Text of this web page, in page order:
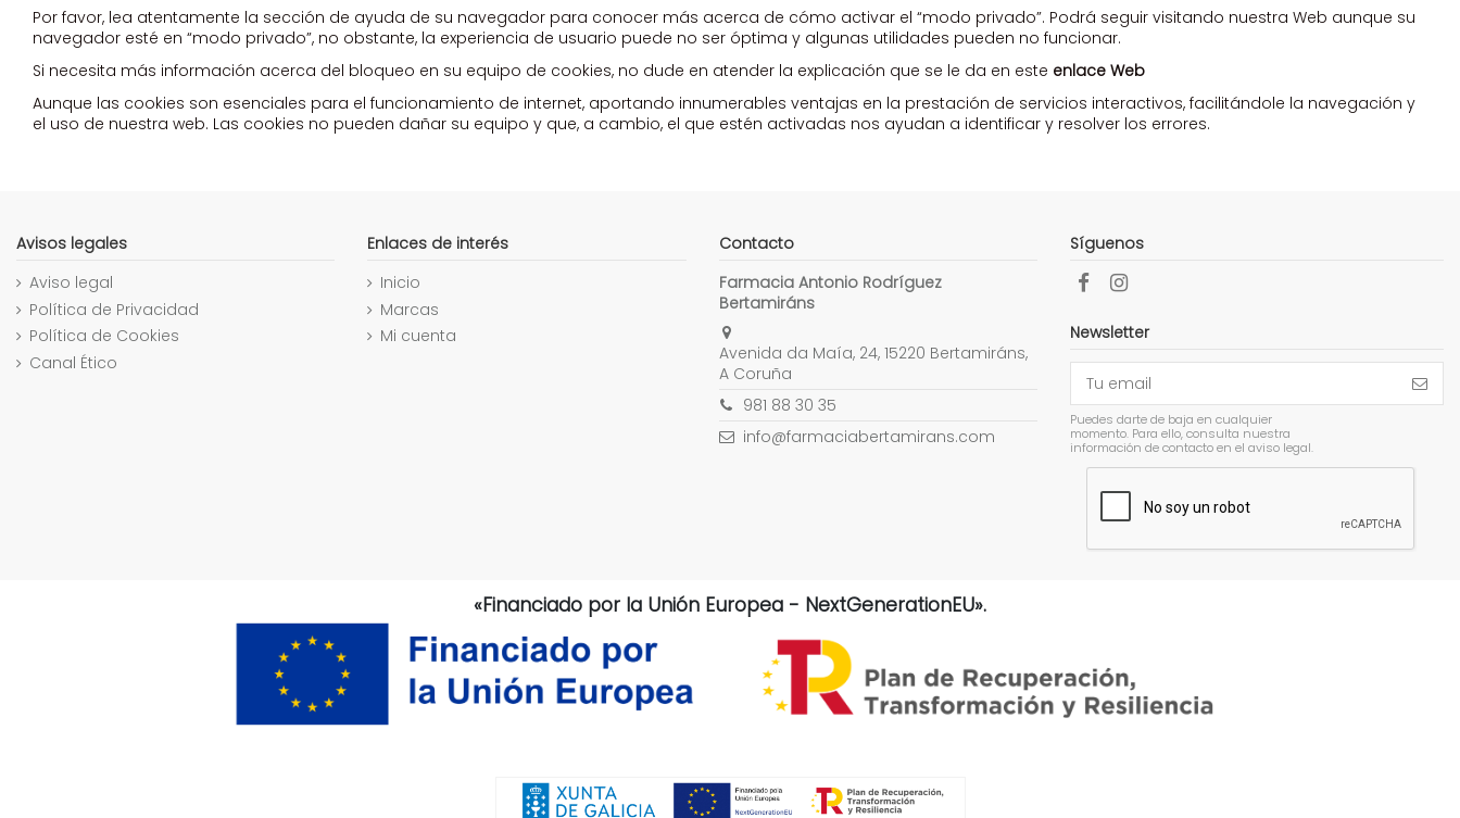
Por favor, lea atentamente la sección de ayuda de su navegador para conocer más acerca de cómo activar el “modo privado”. Podrá seguir visitando nuestra Web aunque su
navegador esté en “modo privado”, no obstante, la experiencia de usuario puede no ser óptima y algunas utilidades pueden no funcionar.
Si necesita más información acerca del bloqueo en su equipo de cookies, no dude en atender la explicación que se le da en este enlace Web
Aunque las cookies son esenciales para el funcionamiento de internet, aportando innumerables ventajas en la prestación de servicios interactivos, facilitándole la navegación y
el uso de nuestra web. Las cookies no pueden dañar su equipo y que, a cambio, el que estén activadas nos ayudan a identificar y resolver los errores.
Avisos legales
Aviso legal
Política de Privacidad
Política de Cookies
Canal Ético
Enlaces de interés
Inicio
Marcas
Mi cuenta
Contacto
Farmacia Antonio Rodríguez
Bertamiráns
Avenida da Maía, 24, 15220 Bertamiráns,
A Coruña
981 88 30 35
info@farmaciabertamirans.com
Síguenos
Newsletter
Puedes darte de baja en cualquier
momento. Para ello, consulta nuestra
información de contacto en el aviso legal.
«Financiado por la Unión Europea - NextGenerationEU».